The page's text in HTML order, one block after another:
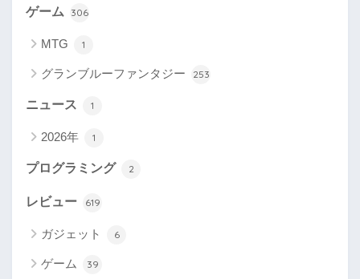
ゲーム 306
MTG 1
グランブルーファンタジー 253
ニュース 1
2026年 1
プログラミング 2
レビュー 619
ガジェット 6
ゲーム 39